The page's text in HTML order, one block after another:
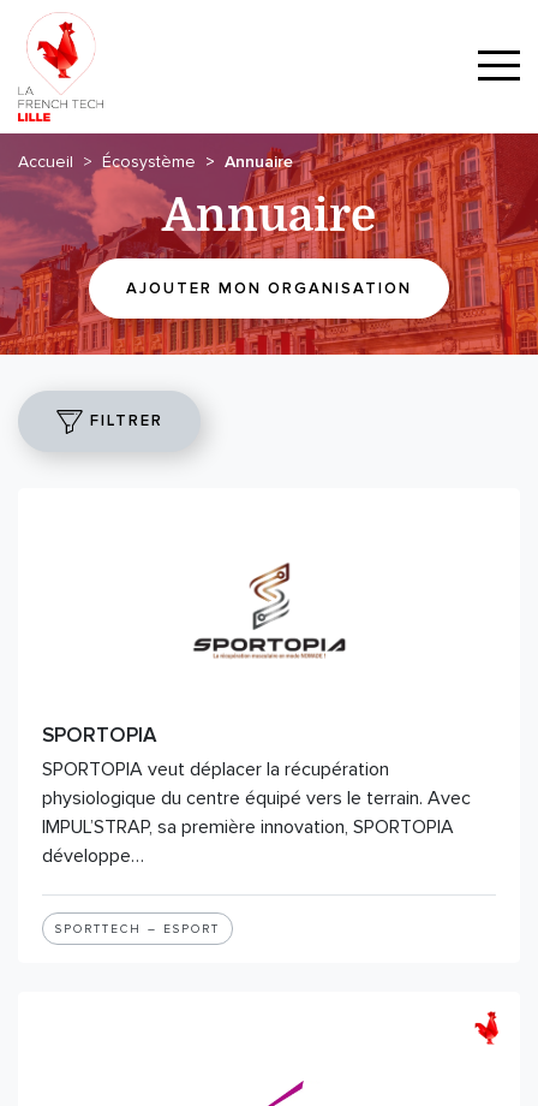
Accueil Écosystème Annuaire
Annuaire
AJOUTER MON ORGANISATION
FILTRER
SPORTOPIA
SPORTOPIA veut déplacer la récupération
physiologique du centre équipé vers le terrain. Avec
IMPUL’STRAP, sa première innovation, SPORTOPIA
développe…
SPORTTECH – ESPORT